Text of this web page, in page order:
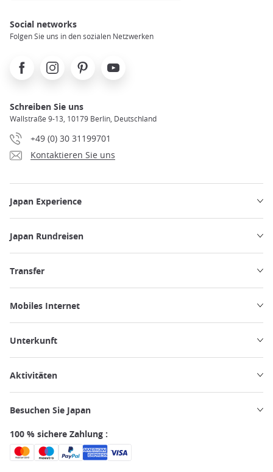
Social networks
Folgen Sie uns in den sozialen Netzwerken
FacebookInstagramPinterest Youtube
Schreiben Sie uns
Wallstraße 9-13, 10179 Berlin, Deutschland
+49 (0) 30 31199701
Kontaktieren Sie uns
Japan Experience
Japan Rundreisen
Transfer
Mobiles Internet
Unterkunft
Aktivitäten
Besuchen Sie Japan
100 % sichere Zahlung :